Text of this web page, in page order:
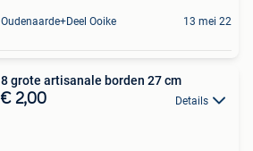
Oudenaarde+Deel Ooike 13 mei 22
8 grote artisanale borden 27 cm
€ 2,00 Details